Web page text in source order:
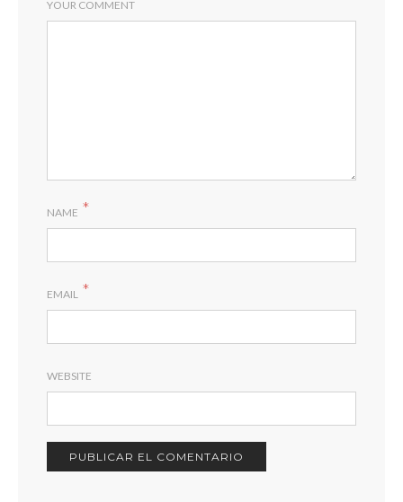
YOUR COMMENT
NAME *
EMAIL *
WEBSITE